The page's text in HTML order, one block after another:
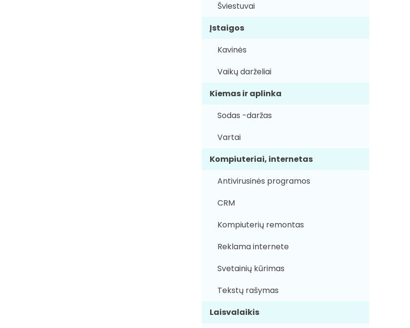
Šviestuvai
Įstaigos
Kavinės
Vaikų darželiai
Kiemas ir aplinka
Sodas -daržas
Vartai
Kompiuteriai, internetas
Antivirusinės programos
CRM
Kompiuterių remontas
Reklama internete
Svetainių kūrimas
Tekstų rašymas
Laisvalaikis